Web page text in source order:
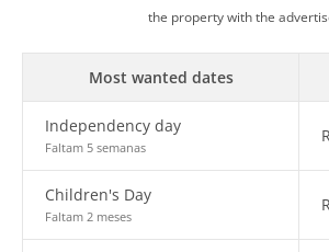
the property with the
Most wanted dates
Independency day
Faltam 5 semanas
Children's Day
Faltam 2 meses